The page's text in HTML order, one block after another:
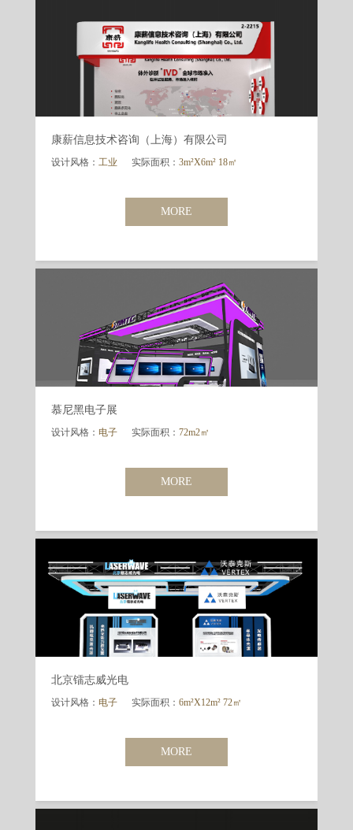
康薪信息技术咨询（上海）有限公司
设计风格： 工业 实际面积： 3m²X6m² 18㎡
MORE
慕尼黑电子展
设计风格： 电子 实际面积： 72m2㎡
MORE
北京镭志威光电
设计风格： 电子 实际面积： 6m²X12m² 72㎡
MORE